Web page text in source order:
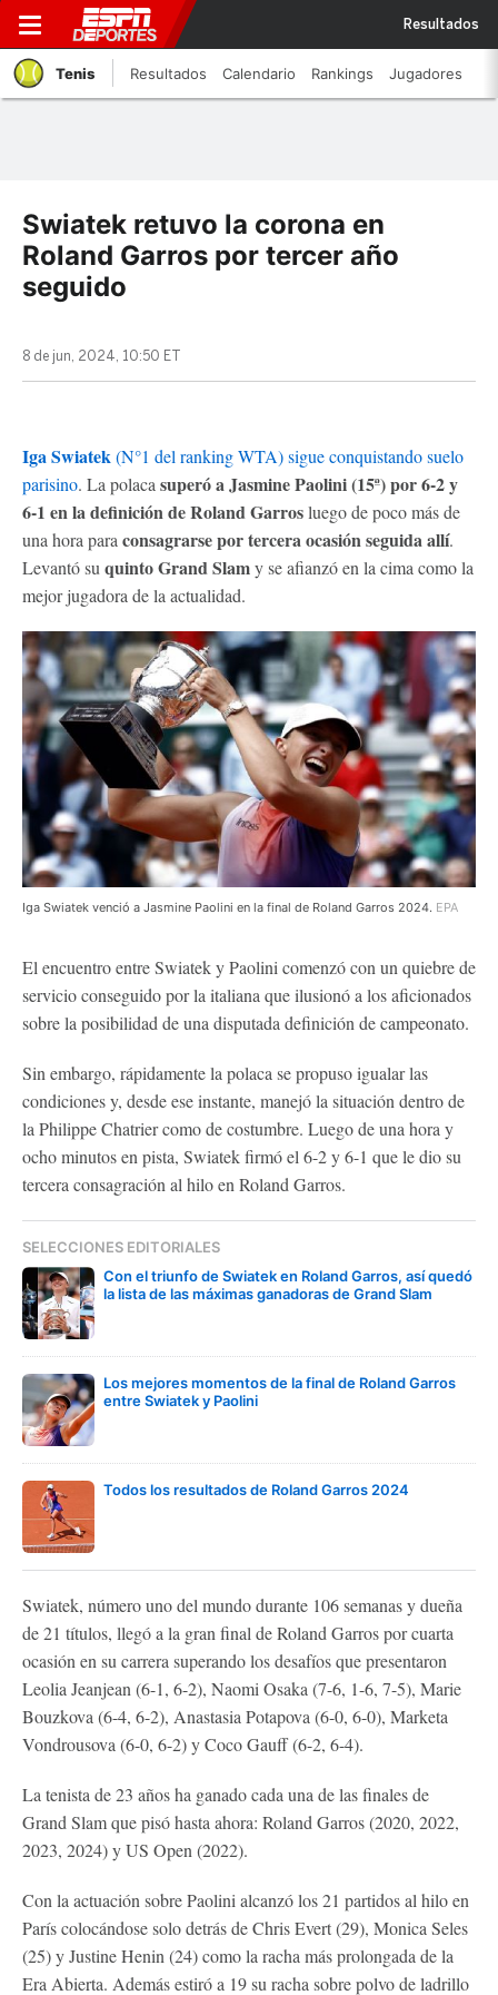
Resultados
Tenis Resultados Calendario Rankings Jugadores
Swiatek retuvo la corona en
Roland Garros por tercer año
seguido
8 de jun, 2024, 10:50 ET
Iga Swiatek(N°1 del ranking WTA) sigue conquistando suelo
parisino. La polaca superó a Jasmine Paolini (15ª) por 6-2 y
6-1 en la definición de Roland Garrosluego de poco más de
una hora para consagrarse por tercera ocasión seguida allí.
Levantó su quinto Grand Slamy se afianzó en la cima como la
mejor jugadora de la actualidad.
Iga Swiatek venció a Jasmine Paolini en la final de Roland Garros 2024. EPA
El encuentro entre Swiatek y Paolini comenzó con un quiebre de
servicio conseguido por la italiana que ilusionó a los aficionados
sobre la posibilidad de una disputada definición de campeonato.
Sin embargo, rápidamente la polaca se propuso igualar las
condiciones y, desde ese instante, manejó la situación dentro de
la Philippe Chatrier como de costumbre. Luego de una hora y
ocho minutos en pista, Swiatek firmó el 6-2 y 6-1 que le dio su
tercera consagración al hilo en Roland Garros.
SELECCIONES EDITORIALES
Con el triunfo de Swiatek en Roland Garros, así quedó
la lista de las máximas ganadoras de Grand Slam
Los mejores momentos de la final de Roland Garros
entre Swiatek y Paolini
Todos los resultados de Roland Garros 2024
Swiatek, número uno del mundo durante 106 semanas y dueña
de 21 títulos, llegó a la gran final de Roland Garros por cuarta
ocasión en su carrera superando los desafíos que presentaron
Leolia Jeanjean (6-1, 6-2), Naomi Osaka (7-6, 1-6, 7-5), Marie
Bouzkova (6-4, 6-2), Anastasia Potapova (6-0, 6-0), Marketa
Vondrousova (6-0, 6-2) y Coco Gauff (6-2, 6-4).
La tenista de 23 años ha ganado cada una de las finales de
Grand Slam que pisó hasta ahora: Roland Garros (2020, 2022,
2023, 2024) y US Open (2022).
Con la actuación sobre Paolini alcanzó los 21 partidos al hilo en
París colocándose solo detrás de Chris Evert (29), Monica Seles
(25) y Justine Henin (24) como la racha más prolongada de la
Era Abierta. Además estiró a 19 su racha sobre polvo de ladrillo